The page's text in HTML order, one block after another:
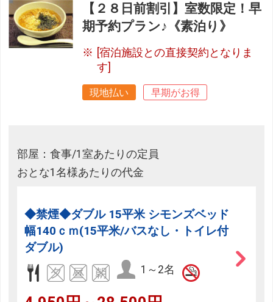
【２８日前割引】室数限定！早
期予約プラン♪《素泊り》
[宿泊施設との直接契約となりま
す]
現地払い 早期がお得
部屋：食事/1室あたりの定員
おとな1名様あたりの代金
◆禁煙◆ダブル 15平米 シモンズベッド
幅140ｃｍ(15平米/バスなし・トイレ付
ダブル)
1～2名